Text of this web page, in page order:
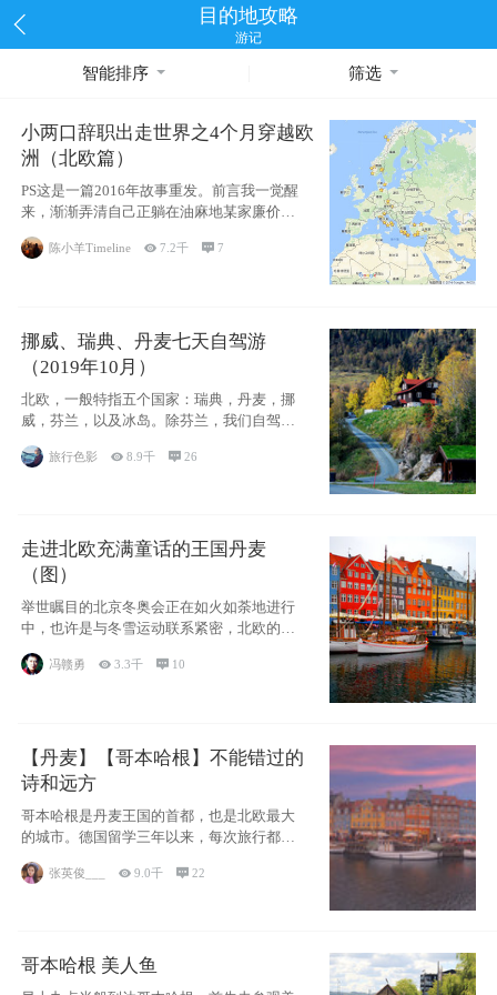
目的地攻略
游记
智能排序 筛选
小两口辞职出走世界之4个月穿越欧
洲（北欧篇）
PS这是一篇2016年故事重发。前言我一觉醒
来，渐渐弄清自己正躺在油麻地某家廉价宾
馆
陈小羊Timeline 7.2千 7
挪威、瑞典、丹麦七天自驾游
（2019年10月）
北欧，一般特指五个国家：瑞典，丹麦，挪
威，芬兰，以及冰岛。除芬兰，我们自驾游
旅行色影 8.9千 26
走进北欧充满童话的王国丹麦
（图）
举世瞩目的北京冬奥会正在如火如荼地进行
中，也许是与冬雪运动联系紧密，北欧的一
些国家因
冯赣勇 3.3千  10
【丹麦】【哥本哈根】不能错过的
诗和远方
哥本哈根是丹麦王国的首都，也是北欧最大
的城市。德国留学三年以来，每次旅行都是
张英俊___ 9.0千 22
哥本哈根 美人鱼